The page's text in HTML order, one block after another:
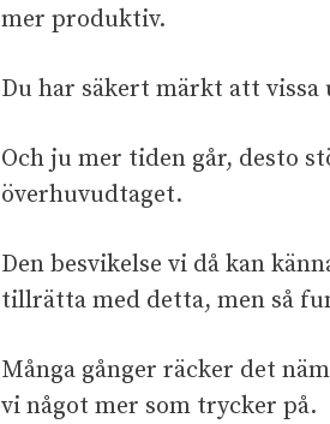
mer produktiv.
Du har säkert märkt att
Och ju mer tiden går, desto
överhuvudtaget.
Den besvikelse vi då kan
tillrätta med detta, men så
Många gånger räcker det
vi något mer som trycker på.